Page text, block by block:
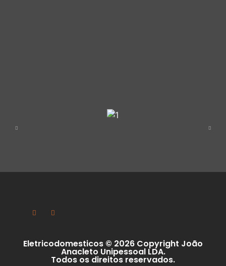
Eletricodomesticos © 2026 Copyright João
Anacleto Unipessoal LDA.
Todos os direitos reservados.